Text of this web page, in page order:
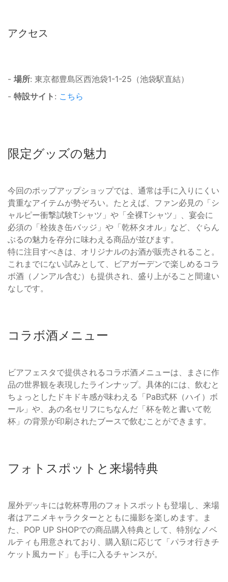
アクセス
- 場所: 東京都豊島区西池袋1-1-25（池袋駅直結）
- 特設サイト : こちら
限定グッズの魅力
今回のポップアップショップでは、通常は手に入りにくい
貴重なアイテムが勢ぞろい。たとえば、ファン必見の「シ
ャルピー衝撃試験Tシャツ」や「全裸Tシャツ」、宴会に
必須の「栓抜き缶バッジ」や「乾杯タオル」など、ぐらん
ぶるの魅力を存分に味わえる商品が並びます。
特に注目すべきは、オリジナルのお酒が販売されること。
これまでにない試みとして、ビアガーデンで楽しめるコラ
ボ酒（ノンアル含む）も提供され、盛り上がること間違い
なしです。
コラボ酒メニュー
ビアフェスタで提供されるコラボ酒メニューは、まさに作
品の世界観を表現したラインナップ。具体的には、飲むと
ちょっとしたドキドキ感が味わえる「PaB式杯（ハイ）ボ
ール」や、あの名セリフにちなんだ「杯を乾と書いて乾
杯」の背景が印刷されたブースで飲むことができます。
フォトスポットと来場特典
屋外デッキには乾杯専用のフォトスポットも登場し、来場
者はアニメキャラクターとともに撮影を楽しめます。ま
た、POP UP SHOPでの商品購入特典として、特別なノベ
ルティも用意されており、購入額に応じて「パラオ行きチ
ケット風カード」も手に入るチャンスが。